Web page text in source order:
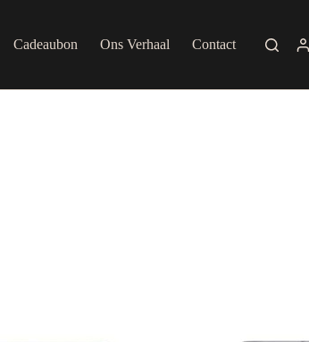
Cadeaubon Ons Verhaal Contact